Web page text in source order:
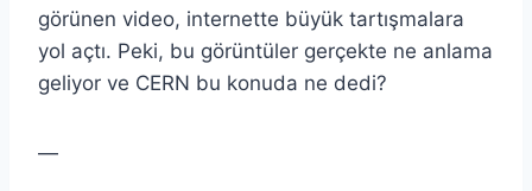
görünen video, internette büyük tartışmalara
yol açtı. Peki, bu görüntüler gerçekte ne anlama
geliyor ve CERN bu konuda ne dedi?
—